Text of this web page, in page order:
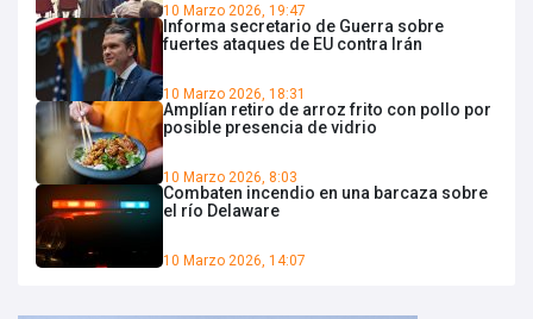
10 Marzo 2026, 19:47
Informa secretario de Guerra sobre
fuertes ataques de EU contra Irán
10 Marzo 2026, 18:31
Amplían retiro de arroz frito con pollo por
posible presencia de vidrio
10 Marzo 2026, 8:03
Combaten incendio en una barcaza sobre
el río Delaware
10 Marzo 2026, 14:07